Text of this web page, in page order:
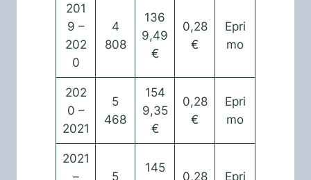
201
9 –
202
0
4
808
136
9,49
€
0,28
€
Epri
mo
202
0 –
2021
5
468
154
9,35
€
0,28
€
Epri
mo
2021
–
5
145
0,28 Epri